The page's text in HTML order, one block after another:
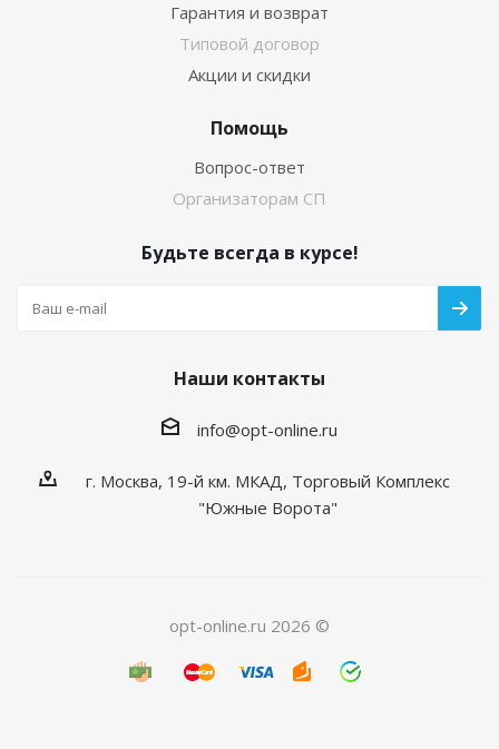
Гарантия и возврат
Типовой договор
Акции и скидки
Помощь
Вопрос-ответ
Организаторам СП
Будьте всегда в курсе!
Наши контакты
info@opt-online.ru
г. Москва, 19-й км. МКАД, Торговый Комплекс
"Южные Ворота"
opt-online.ru 2026 ©